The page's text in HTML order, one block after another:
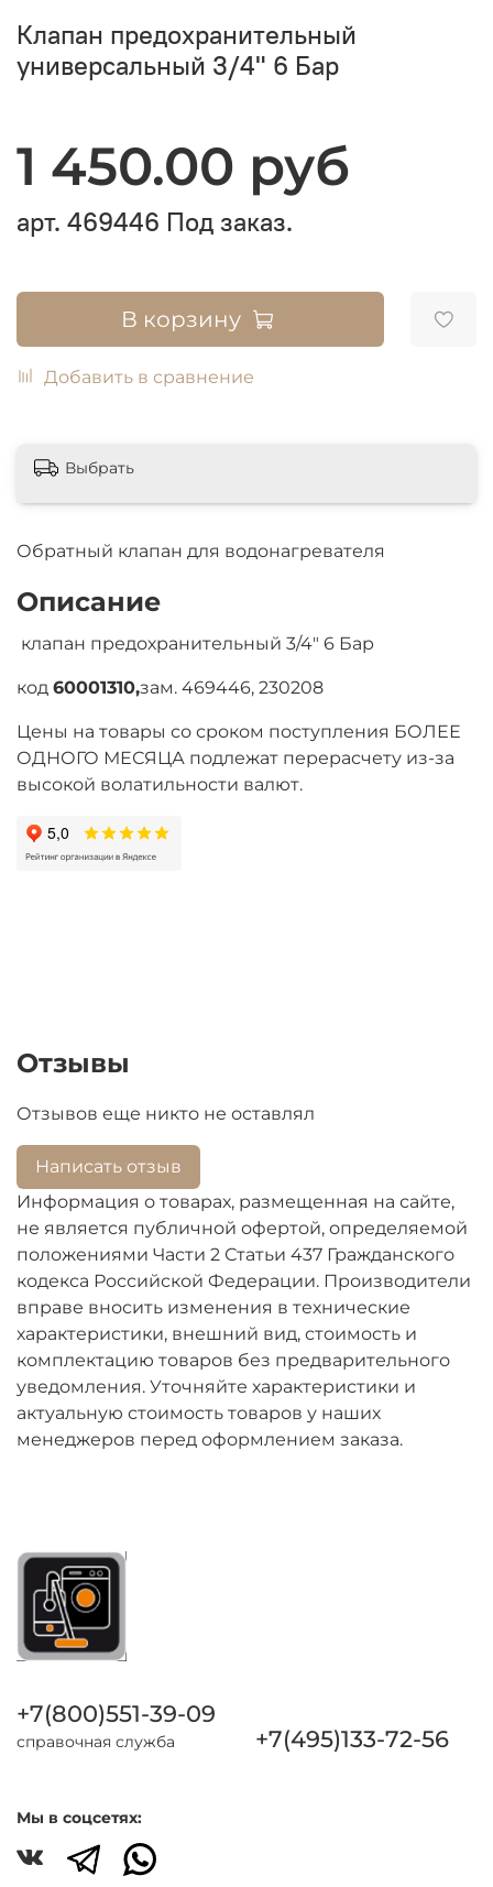
Клапан предохранительный
универсальный 3/4" 6 Бар
1 450.00 руб
арт. 469446 Под заказ.
В корзину
Добавить в сравнение
Обратный клапан для водонагревателя
Описание
клапан предохранительный 3/4" 6 Бар
код 60001310,зам. 469446, 230208
Цены на товары со сроком поступления БОЛЕЕ
ОДНОГО МЕСЯЦА подлежат перерасчету из-за
высокой волатильности валют.
Выбрать
Отзывы
Отзывов еще никто не оставлял
Написать отзыв
Информация о товарах, размещенная на сайте,
не является публичной офертой, определяемой
положениями Части 2 Статьи 437 Гражданского
кодекса Российской Федерации. Производители
вправе вносить изменения в технические
характеристики, внешний вид, стоимость и
комплектацию товаров без предварительного
уведомления. Уточняйте характеристики и
актуальную стоимость товаров у наших
менеджеров перед оформлением заказа.
+7(800)551-39-09
справочная служба +7(495)133-72-56
Мы в соцсетях: